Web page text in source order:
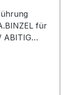
für
ABITIG